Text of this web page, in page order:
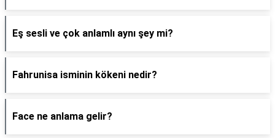
Eş sesli ve çok anlamlı aynı şey mi?
Fahrunisa isminin kökeni nedir?
Face ne anlama gelir?